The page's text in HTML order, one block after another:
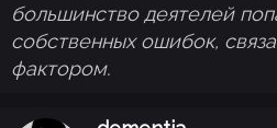
большинство деятелей
собственных ошибок,
фактором.